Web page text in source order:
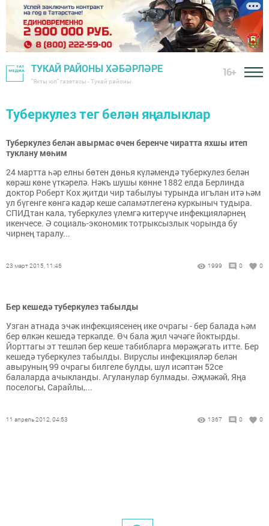
ТУКАЙ РАЙОНЫ ХӘБӘРЛӘРЕ
"Якты юл" газетасы - Тукай районы
16+
Туберкулез тег белән яңалыклар
Туберкулез белән авырмас өчен беренче чиратта яхшы итеп
туклану мөһим
24 мартта һәр елны бөтен дөнья күләмендә туберкулез белән
көрәш көне үткәрелә. Нәкъ шушы көнне 1882 елда Берлинда
доктор Роберт Кох җитди чир табылуы турында игълан итә һәм
ул бүгенге көнгә кадәр кеше сәламәтлегенә куркыныч тудыра.
СПИДтан кала, туберкулез үлемгә китерүче инфекцияләрнең
икенчесе. Ә социаль-экономик тотрыксызлык чорында бу
чирнең таралу...
23 март 2015, 11:46 1999 0 0
Бер кешедә туберкулез табылды
Узган атнада эчәк инфекциясенең ике очрагы - бер балада һәм
бер өлкән кешедә теркәлде. Өч бала җил чәчәге йоктырды.
Йорттагы эт тешләп бер кеше табибларга мөрәҗәгать итте. Бер
кешедә туберкулез табылды. Вируслы инфекцияләр белән
авыруның 99 очрагы билгеле булды, шул исәптән 52се
балаларда ачыкланды. Агуланулар булмады. Әҗмәкәй, Яңа
поселогы, Сарайлы,...
11 апрель 2012, 04:53 1367 0 0